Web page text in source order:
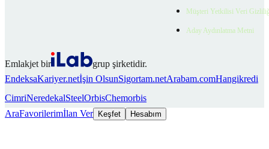
Müşteri Yetkilisi Veri
Aday Aydınlatma Metni
Emlakjet bir
grup şirketidir.
EndeksaKariyer.netİşin OlsunSigortam.netArabam.comHangikredi
CimriNeredekalSteelOrbisChemorbis
AraFavorilerimİlan Ver Keşfet Hesabım